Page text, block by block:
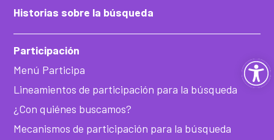
Historias sobre la búsqueda
Participación
Menú Participa
Lineamientos de participación para la búsqueda
¿Con quiénes buscamos?
Mecanismos de participación para la búsqueda